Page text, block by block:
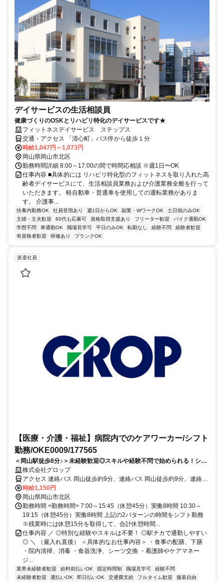
デイサービスの生活相談員
健康づくりのOSKとリハビリ特化のデイサービスです★
フィットネスデイサービス ステップス
交通・アクセス 「清心町」バス停から徒歩１分
時給1,047円～1,073円
岡山県岡山市北区
勤務時間詳細 8:00～17:00の間で時間応相談 ※週1日〜OK
仕事内容 ■具体的には リハビリ特化型のフィットネスを取り入れた高
齢者デイサービスにて、生活相談員業務および介護業務全般を行って
いただきます。 軽自動車・普通車を使用しての運転業務がありま
す。 介護事...
扶養内勤務OK 社員登用あり 週1日からOK 副業・WワークOK
土日祝のみOK
主婦・主夫歓迎
60代も応募可 資格取得支援あり フリーター歓迎
バイク通勤OK
学歴不問
車通勤OK 職場見学可 平日のみOK 転勤なし 経験不問
経験者歓迎
有資格者歓迎
研修あり ブランクOK
派遣社員
【医療・介護・福祉】病院内でのケアワーカー/シフト
勤務/OKE0009/177565
＜岡山駅徒歩8分♪＞未経験歓迎◎スキルや経験不問で始められる！シフ
ト勤務♪駅チカ勤務地◎
株式会社グロップ
アクセス 連絡バス 岡山徒歩約9分、連絡バス 岡山徒歩約9分、連絡バ
ス 岡山徒歩約9分 JR岡山駅より徒歩で８分
時給1,150円
岡山県岡山市北区
勤務時間 <勤務時間> 7:00～15:45（休憩45分）実働8時間 10:30～
19:15（休憩45分）実働8時間 上記の2パターンの時間をシフト勤務
※残業時には休憩15分を取得して、合計休憩時間...
仕事内容 ／ ◎特別な経験やスキルは不要！ ◎駅チカで通勤しやすい
◎ ＼ （雇入れ直後） ＜具体的なお仕事内容＞ ・食事の配膳、下膳
・院内清掃、消毒 ・食器洗浄、シーツ交換 ・看護師やケアマネー
ジ...
業界未経験者歓迎 給料前払いOK 固定時間制 職場見学可
経験不問
未経験者歓迎
週払いOK 即日払いOK 交通費支給 フルタイム歓迎 服装自由